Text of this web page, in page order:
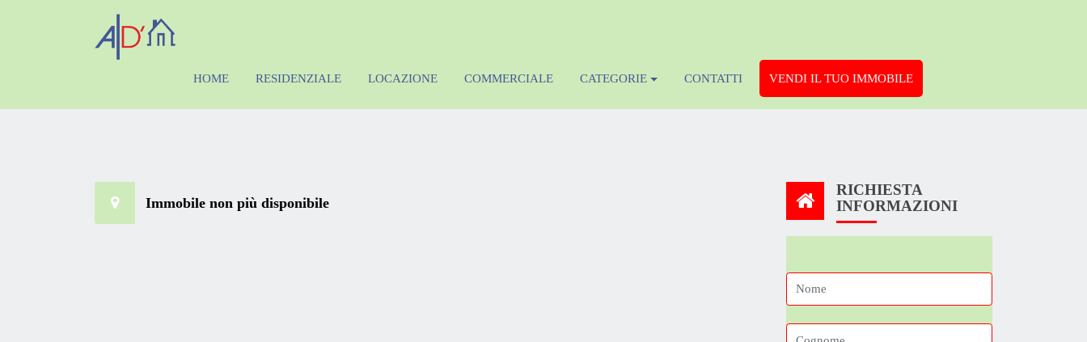
HOME RESIDENZIALE LOCAZIONE COMMERCIALE CATEGORIE CONTATTI VENDI IL TUO IMMOBILE
Immobile non più disponibile
RICHIESTA
INFORMAZIONI